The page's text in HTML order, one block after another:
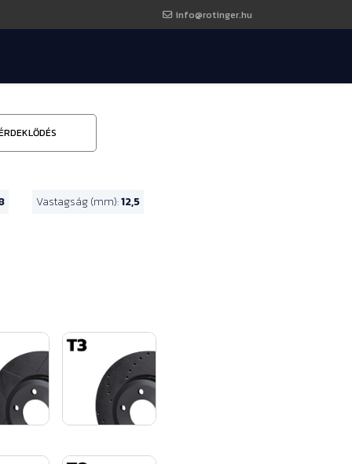
info@rotinger.hu
Vastagság (mm):12,5